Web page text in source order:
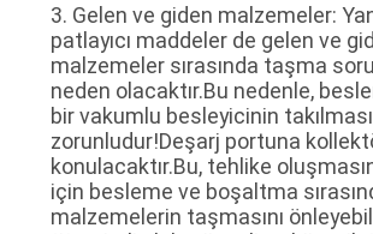
3. Gelen ve giden malzemeler:
patlayıcı maddeler de gelen ve
malzemeler sırasında taşma
neden olacaktır.Bu nedenle,
bir vakumlu besleyicinin takılması
zorunludur!Deşarj portuna
konulacaktır.Bu, tehlike
için besleme ve boşaltma
malzemelerin taşmasını